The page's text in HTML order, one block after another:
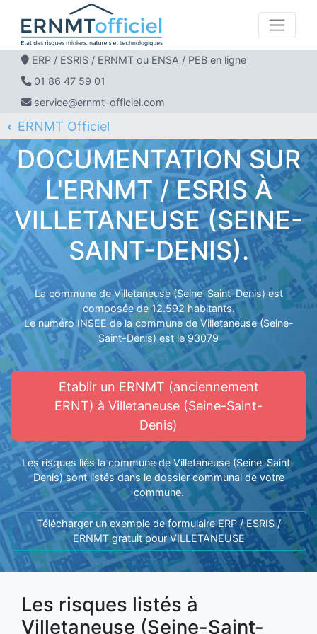
ERP / ESRIS / ERNMT ou ENSA / PEB en ligne
01 86 47 59 01
service@ernmt-officiel.com
ERNMT Officiel
ERP / ESRIS / ERNMT pour VILLETANEUSE
DOCUMENTATION SUR
L'ERNMT / ESRIS À
VILLETANEUSE (SEINE-
SAINT-DENIS).
La commune de Villetaneuse (Seine-Saint-Denis) est
composée de 12.592 habitants.
Le numéro INSEE de la commune de Villetaneuse (Seine-
Saint-Denis) est le 93079
Etablir un ERNMT (anciennement
ERNT) à Villetaneuse (Seine-Saint-
Denis)
Les risques liés la commune de Villetaneuse (Seine-Saint-
Denis) sont listés dans le dossier communal de votre
commune.
Télécharger un exemple de formulaire ERP / ESRIS /
ERNMT gratuit pour VILLETANEUSE
Les risques listés à
Villetaneuse (Seine-Saint-